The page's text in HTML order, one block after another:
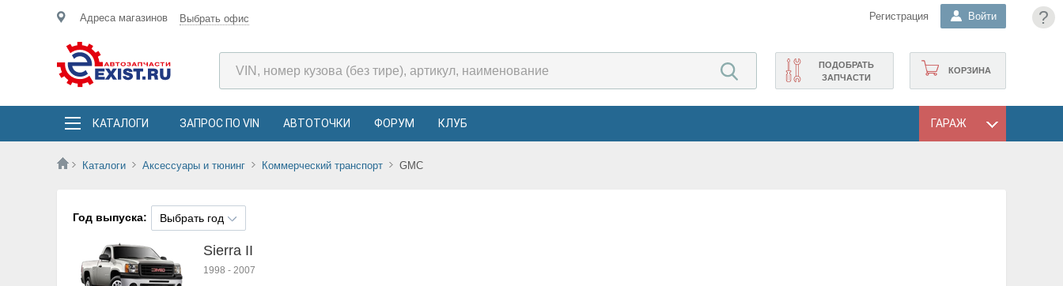
?
Адреса магазинов Выбрать офис Регистрация Войти
КОРЗИНА
ПОДОБРАТЬ
ЗАПЧАСТИ
КАТАЛОГИ ЗАПРОС ПО VIN АВТОТОЧКИ ФОРУМ КЛУБ ГАРАЖ
Каталоги Аксессуары и тюнинг Коммерческий транспорт GMC
Год выпуска: Выбрать год
Sierra II
1998 - 2007